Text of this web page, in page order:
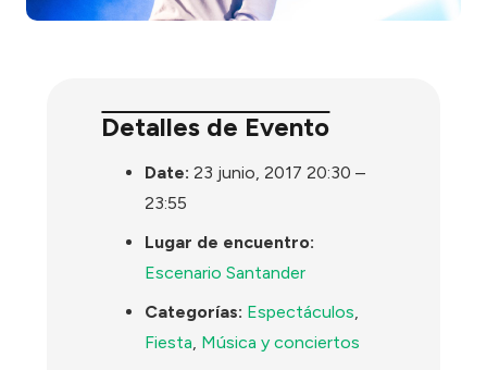
Detalles de Evento
Date: 23 junio, 2017 20:30 –
23:55
Lugar de encuentro:
Escenario Santander
Categorías: Espectáculos,
Fiesta, Música y conciertos